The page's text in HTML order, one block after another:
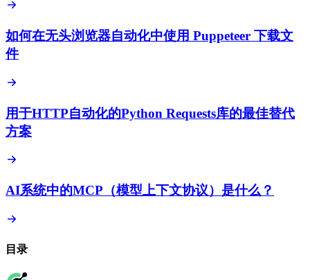
如何在无头浏览器自动化中使用 Puppeteer 下载文
件
用于HTTP自动化的Python Requests库的最佳替代
方案
AI系统中的MCP（模型上下文协议）是什么？
目录